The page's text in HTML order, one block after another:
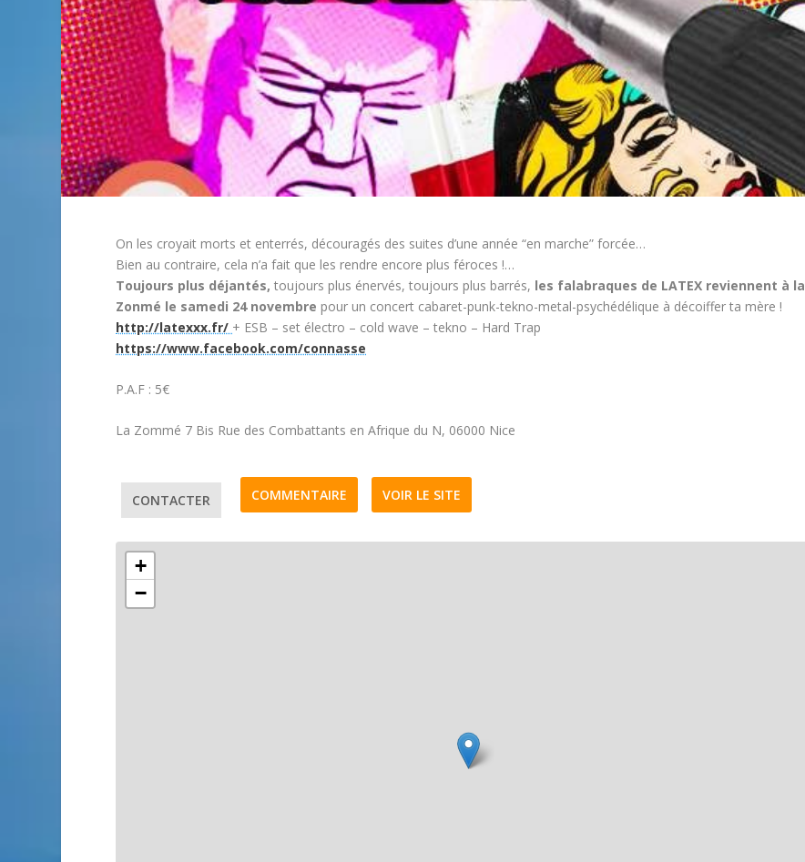
On les croyait morts et enterrés, découragés des suites d’une année “en marche” forcée…
Bien au contraire, cela n’a fait que les rendre encore plus féroces !…
Toujours plus déjantés, toujours plus énervés, toujours plus barrés, les falabraques de LATEX reviennent à la
Zonmé le samedi 24 novembre pour un concert cabaret-punk-tekno-metal-psychédélique à décoiffer ta mère !
http://latexxx.fr/ + ESB – set électro – cold wave – tekno – Hard Trap
https://www.facebook.com/connasse
P.A.F : 5€
La Zommé 7 Bis Rue des Combattants en Afrique du N, 06000 Nice
CONTACTER COMMENTAIRE VOIR LE SITE
+
−